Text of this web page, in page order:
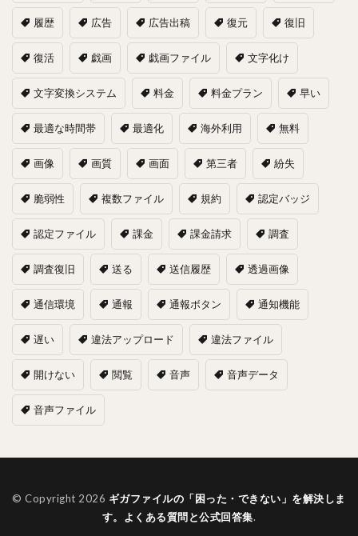
履歴 広告 広告出稿 復元 復旧
復活 戯画 戯画ファイル 文字化け
文字変換システム 料金 料金プラン 早い
最適な時間帯 最適化 海外利用 無料
画像 画質 画面 第三者 紛失
脆弱性 複数ファイル 規約 認定バッジ
認定ファイル 課金 課金請求 調査
調査復旧 送る 送信履歴 透過画像
通信環境 通報 通報ボタン 通知機能
遅い 違法アップロード 違法ファイル
開けない 閲覧 音声 音声データ
音声ファイル
© Copyright 2026 ギガファイルの「困った・できない」を解決しま
す。よくある質問と公式回答集.